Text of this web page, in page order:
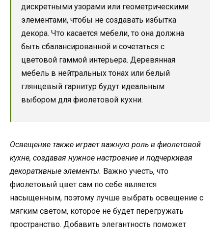
дискретными узорами или геометрическими
элементами, чтобы не создавать избытка
декора. Что касается мебели, то она должна
быть сбалансированной и сочетаться с
цветовой гаммой интерьера. Деревянная
мебель в нейтральных тонах или белый
глянцевый гарнитур будут идеальным
выбором для фиолетовой кухни.
Освещение также играет важную роль в фиолетовой
кухне, создавая нужное настроение и подчеркивая
декоративные элементы. Важно учесть, что
фиолетовый цвет сам по себе является
насыщенным, поэтому лучше выбрать освещение с
мягким светом, которое не будет перегружать
пространство. Добавить элегантность поможет